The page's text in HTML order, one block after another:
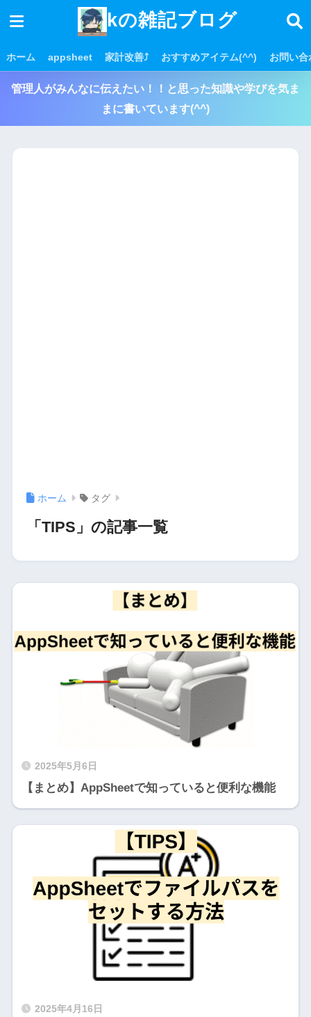
kの雑記ブログ
ホーム appsheet 家計改善⤴ おすすめアイテム(^^) お問い合
管理人がみんなに伝えたい！！と思った知識や学びを気ま
まに書いています(^^)
ホーム タグ
「TIPS」の記事一覧
2025年5月6日
【まとめ】AppSheetで知っていると便利な機能
2025年4月16日